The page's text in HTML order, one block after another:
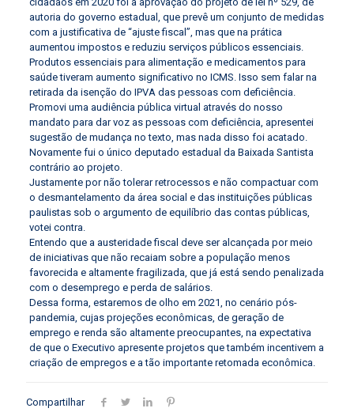
autoria do governo estadual, que prevê um conjunto de medidas
com a justificativa de “ajuste fiscal”, mas que na prática
aumentou impostos e reduziu serviços públicos essenciais.
Produtos essenciais para alimentação e medicamentos para
saúde tiveram aumento significativo no ICMS. Isso sem falar na
retirada da isenção do IPVA das pessoas com deficiência.
Promovi uma audiência pública virtual através do nosso
mandato para dar voz as pessoas com deficiência, apresentei
sugestão de mudança no texto, mas nada disso foi acatado.
Novamente fui o único deputado estadual da Baixada Santista
contrário ao projeto.
Justamente por não tolerar retrocessos e não compactuar com
o desmantelamento da área social e das instituições públicas
paulistas sob o argumento de equilíbrio das contas públicas,
votei contra.
Entendo que a austeridade fiscal deve ser alcançada por meio
de iniciativas que não recaiam sobre a população menos
favorecida e altamente fragilizada, que já está sendo penalizada
com o desemprego e perda de salários.
Dessa forma, estaremos de olho em 2021, no cenário pós-
pandemia, cujas projeções econômicas, de geração de
emprego e renda são altamente preocupantes, na expectativa
de que o Executivo apresente projetos que também incentivem a
criação de empregos e a tão importante retomada econômica.
Compartilhar